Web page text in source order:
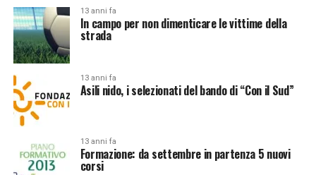
13 anni fa
In campo per non dimenticare le vittime della
strada
13 anni fa
Asili nido, i selezionati del bando di “Con il Sud”
13 anni fa
Formazione: da settembre in partenza 5 nuovi
corsi